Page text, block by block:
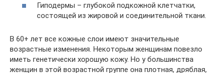
Гиподермы – глубокой подкожной клетчатки,
состоящей из жировой и соединительной ткани.
В 60+ лет все кожные слои имеют значительные
возрастные изменения. Некоторым женщинам повезло
иметь генетически хорошую кожу. Но у большинства
женщин в этой возрастной группе она плотная, дряблая,